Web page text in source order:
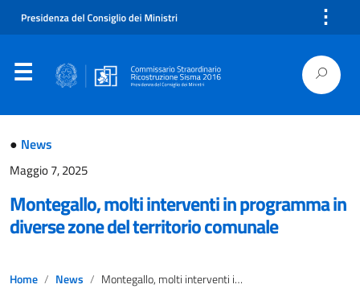
⋮
● News
Maggio 7, 2025
Montegallo, molti interventi in programma in
diverse zone del territorio comunale
Home News Montegallo, molti interventi in programma in diverse zone del territorio comunale